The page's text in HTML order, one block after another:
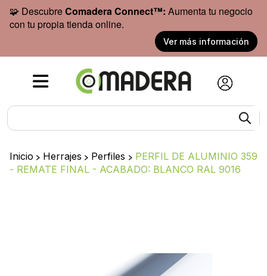
🧩 DescubreComadera Connect™: Aumenta tu negocio
con tu propia tienda online.
Ver más información
Inicio > Herrajes > Perfiles > PERFIL DE ALUMINIO 359
- REMATE FINAL - ACABADO: BLANCO RAL 9016